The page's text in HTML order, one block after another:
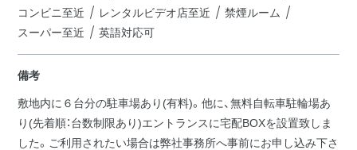
コンビニ至近
レンタルビデオ店至近
禁煙ルーム
スーパー至近
英語対応可
備考
敷地内に６台分の駐車場あり(有料)。他に、無料自転車駐輪場あ
り(先着順：台数制限あり)エントランスに宅配BOXを設置致しま
した。ご利用されたい場合は弊社事務所へ事前にお申し込み下さ